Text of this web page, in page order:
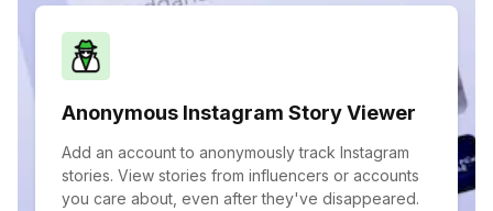
Anonymous Instagram Story Viewer
Add an account to anonymously track Instagram
stories. View stories from influencers or accounts
you care about, even after they've disappeared.